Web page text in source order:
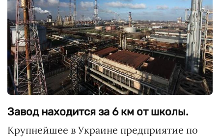
Завод находится за 6 км от школы.
Крупнейшее в Украине предприятие по